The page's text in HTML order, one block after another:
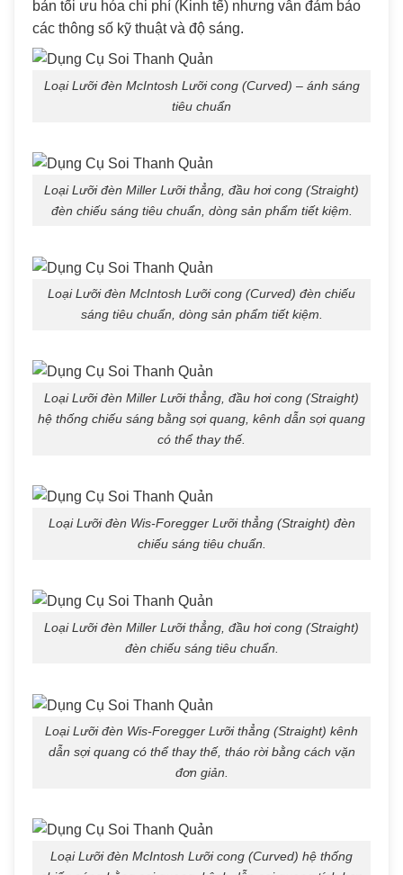
bản tối ưu hóa chi phí (Kinh tế) nhưng vẫn đảm bảo
các thông số kỹ thuật và độ sáng.
Loại Lưỡi đèn McIntosh Lưỡi cong (Curved) – ánh sáng
tiêu chuẩn
Loại Lưỡi đèn Miller Lưỡi thẳng, đầu hơi cong (Straight)
đèn chiếu sáng tiêu chuẩn, dòng sản phẩm tiết kiệm.
Loại Lưỡi đèn McIntosh Lưỡi cong (Curved) đèn chiếu
sáng tiêu chuẩn, dòng sản phẩm tiết kiệm.
Loại Lưỡi đèn Miller Lưỡi thẳng, đầu hơi cong (Straight)
hệ thống chiếu sáng bằng sợi quang, kênh dẫn sợi quang
có thể thay thế.
Loại Lưỡi đèn Wis-Foregger Lưỡi thẳng (Straight) đèn
chiếu sáng tiêu chuẩn.
Loại Lưỡi đèn Miller Lưỡi thẳng, đầu hơi cong (Straight)
đèn chiếu sáng tiêu chuẩn.
Loại Lưỡi đèn Wis-Foregger Lưỡi thẳng (Straight) kênh
dẫn sợi quang có thể thay thế, tháo rời bằng cách vặn
đơn giản.
Loại Lưỡi đèn McIntosh Lưỡi cong (Curved) hệ thống